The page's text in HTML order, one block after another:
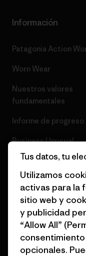
Información
Patagonia Action
Worn Wear
Nuestros valores
fundamentales
Informe de progreso
Business Unusual
Objetivos climáticos
1% for the Planet
Cómo financiamos
Tarjetas regalo
Encuentra una tienda
Tus datos, tu
Utilizamos
activas para la
sitio web y
y publicidad
“Allow All”
opcionales.